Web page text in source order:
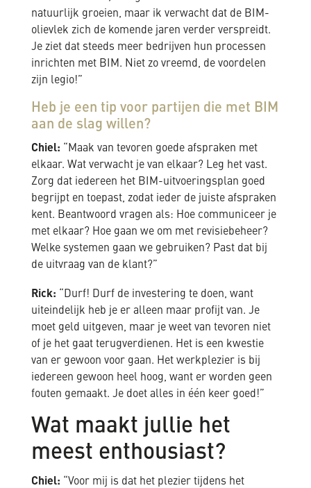
natuurlijk groeien, maar ik verwacht dat de BIM-
olievlek zich de komende jaren verder verspreidt.
Je ziet dat steeds meer bedrijven hun processen
inrichten met BIM. Niet zo vreemd, de voordelen
zijn legio!”
Heb je een tip voor partijen die met BIM
aan de slag willen?
Chiel: “Maak van tevoren goede afspraken met
elkaar. Wat verwacht je van elkaar? Leg het vast.
Zorg dat iedereen het BIM-uitvoeringsplan goed
begrijpt en toepast, zodat ieder de juiste afspraken
kent. Beantwoord vragen als: Hoe communiceer je
met elkaar? Hoe gaan we om met revisiebeheer?
Welke systemen gaan we gebruiken? Past dat bij
de uitvraag van de klant?”
Rick: “Durf! Durf de investering te doen, want
uiteindelijk heb je er alleen maar profijt van. Je
moet geld uitgeven, maar je weet van tevoren niet
of je het gaat terugverdienen. Het is een kwestie
van er gewoon voor gaan. Het werkplezier is bij
iedereen gewoon heel hoog, want er worden geen
fouten gemaakt. Je doet alles in één keer goed!”
Wat maakt jullie het
meest enthousiast?
Chiel: “Voor mij is dat het plezier tijdens het